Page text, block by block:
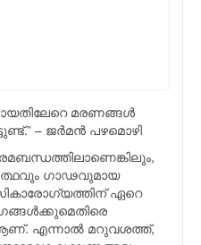
മരണങ്ങള്‍
– ജര്‍മന്‍ പഴമൊഴി
ഗാഢവുമായ
ഏറെ
എന്നാല്‍ മറുവശത്ത്,